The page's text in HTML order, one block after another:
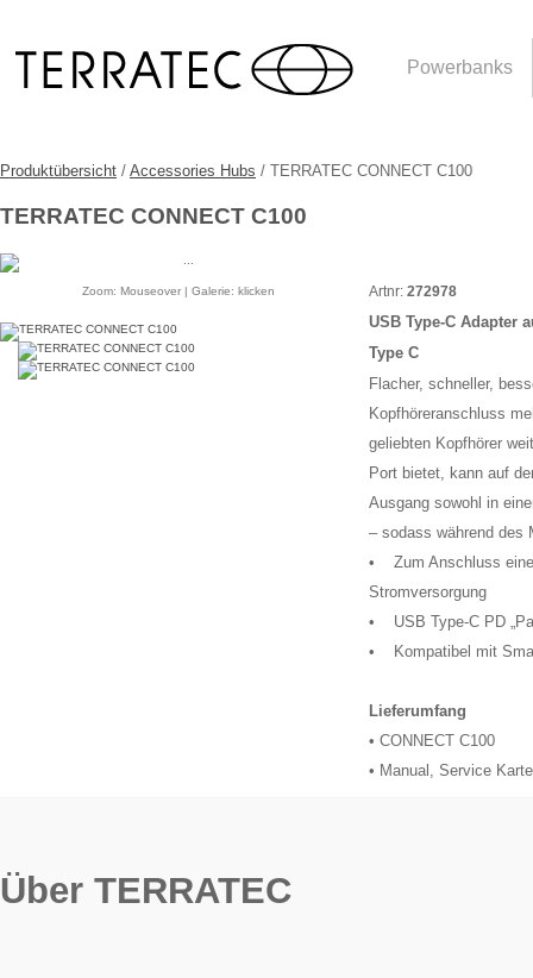
Powerbanks
Produktübersicht / Accessories Hubs / TERRATEC CONNECT C100
TERRATEC CONNECT C100
Zoom: Mouseover | Galerie: klicken Artnr: 272978
USB Type-C Adapter
Type C
Flacher, schneller,
Kopfhöreranschluss
geliebten Kopfhörer
Port bietet, kann auf
Ausgang sowohl in
– sodass während des
• Zum Anschluss
Stromversorgung
• USB Type-C PD
• Kompatibel mit
Lieferumfang
• CONNECT C100
• Manual, Service Karte
Über TERRATEC